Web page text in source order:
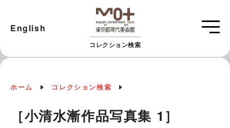
コレクション検索
English
ホーム コレクション検索
［小清水漸作品写真集 1］